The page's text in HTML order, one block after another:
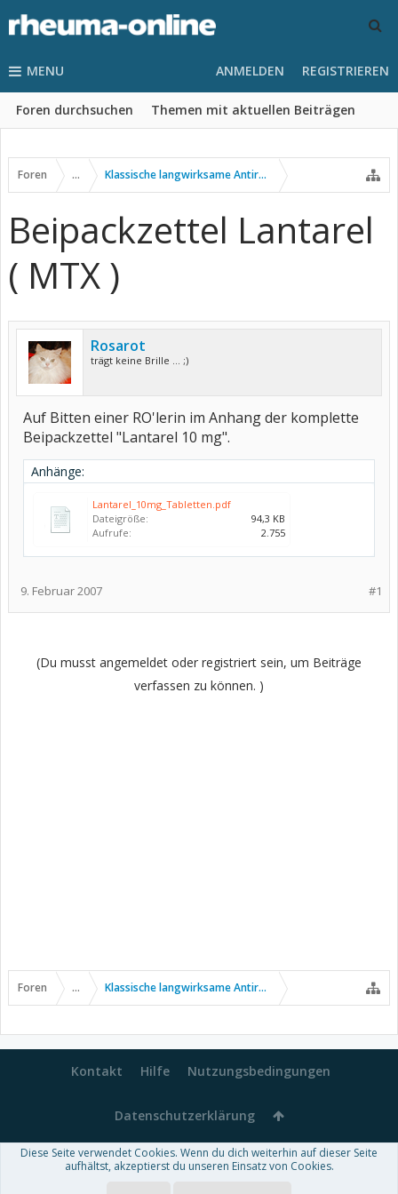
MENU
Foren durchsuchen Themen mit aktuellen Beiträgen
ANMELDEN REGISTRIEREN
Foren ... Klassische langwirksame Antirheumatika
Beipackzettel Lantarel
( MTX )
Rosarot
trägt keine Brille ... ;)
Auf Bitten einer RO'lerin im Anhang der komplette
Beipackzettel "Lantarel 10 mg".
Anhänge:
Lantarel_10mg_Tabletten.pdf
Dateigröße:
94,3 KB
Aufrufe:
2.755
#1
9. Februar 2007
(Du musst angemeldet oder registriert sein, um Beiträge
verfassen zu können. )
Foren ... Klassische langwirksame Antirheumatika
Kontakt Hilfe Nutzungsbedingungen
Datenschutzerklärung
Forum software by XenForo™-Deutsch von xenDach
Diese Seite verwendet Cookies. Wenn du dich weiterhin auf dieser Seite
aufhältst, akzeptierst du unseren Einsatz von Cookies.